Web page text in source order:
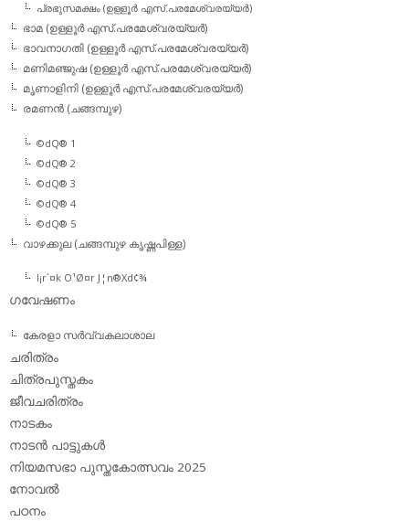
പ്രഭുസമക്ഷം (ഉള്ളൂര്‍ എസ്.പരമേശ്വരയ്യര്‍)
ഭാമ (ഉള്ളൂര്‍ എസ്.പരമേശ്വരയ്യര്‍)
ഭാവനാഗതി (ഉള്ളൂര്‍ എസ്.പരമേശ്വരയ്യര്‍)
മണിമഞ്ജുഷ (ഉള്ളൂര്‍ എസ്.പരമേശ്വരയ്യര്‍)
മൃണാളിനി (ഉള്ളൂര്‍ എസ്.പരമേശ്വരയ്യര്‍)
രമണന്‍ (ചങ്ങമ്പുഴ)
©dQ® 1
©dQ® 2
©dQ® 3
©dQ® 4
©dQ® 5
വാഴക്കുല (ചങ്ങമ്പുഴ കൃഷ്ണപിള്ള)
l¡r´¤k O¹Ø¤r J¦n®Xd¢¾
ഗവേഷണം
കേരളാ സര്‍വ്വകലാശാല
ചരിത്രം
ചിത്രപുസ്തകം
ജീവചരിത്രം
നാടകം
നാടന്‍ പാട്ടുകള്‍
നിയമസഭാ പുസ്തകോത്സവം 2025
നോവല്‍
പഠനം